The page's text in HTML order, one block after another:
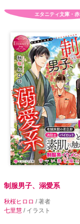
エタニティ文庫・赤
制服男子、溺愛系
秋桜ヒロロ / 著者
七里慧 / イラスト